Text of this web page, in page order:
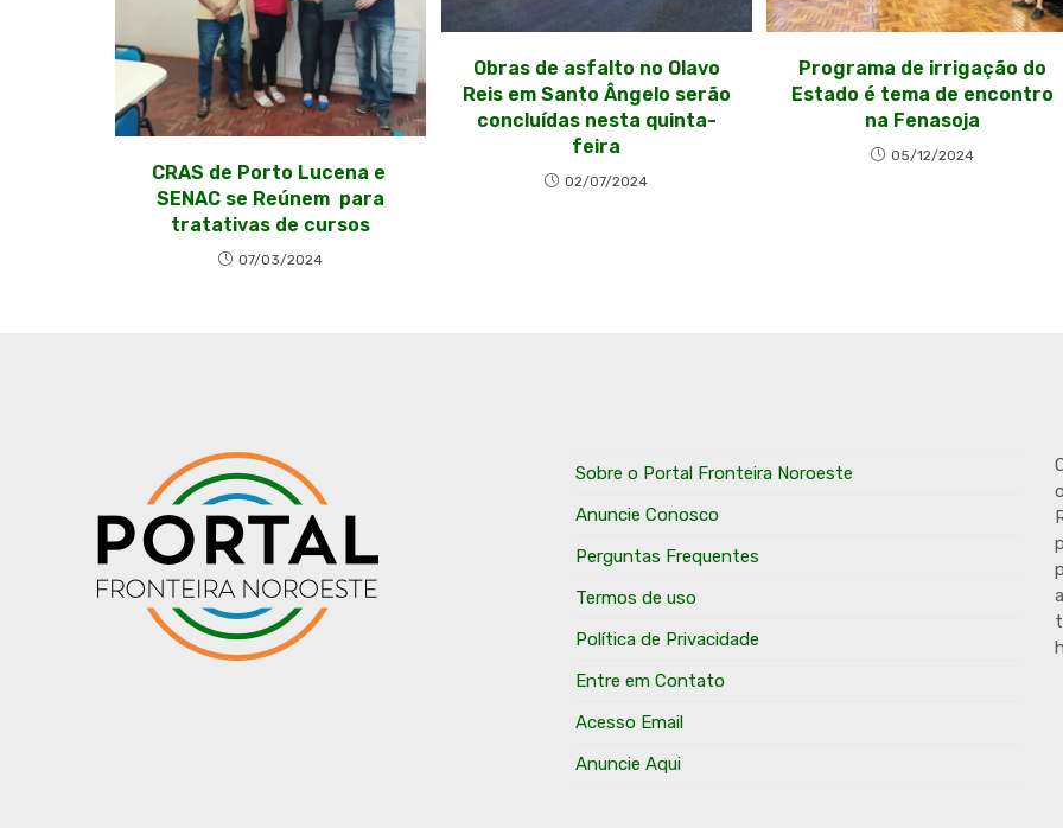
CRAS de Porto Lucena e
SENAC se Reúnem para
tratativas de cursos
07/03/2024
Obras de asfalto no Olavo
Reis em Santo Ângelo serão
concluídas nesta quinta-
feira
02/07/2024
Programa de irrigação do
Estado é tema de encontro
na Fenasoja
05/12/2024
Sobre o Portal Fronteira Noroeste
Anuncie Conosco
Perguntas Frequentes
Termos de uso
Política de Privacidade
Entre em Contato
Acesso Email
Anuncie Aqui